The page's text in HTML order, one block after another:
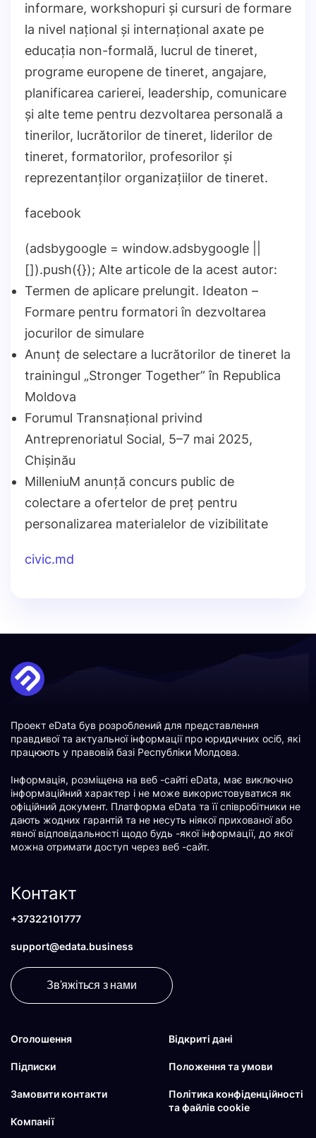
informare, workshopuri și cursuri de formare
la nivel național și internațional axate pe
educația non-formală, lucrul de tineret,
programe europene de tineret, angajare,
planificarea carierei, leadership, comunicare
și alte teme pentru dezvoltarea personală a
tinerilor, lucrătorilor de tineret, liderilor de
tineret, formatorilor, profesorilor și
reprezentanților organizațiilor de tineret.
facebook
(adsbygoogle = window.adsbygoogle ||
[]).push({}); Alte articole de la acest autor:
Termen de aplicare prelungit. Ideaton –
Formare pentru formatori în dezvoltarea
jocurilor de simulare
Anunț de selectare a lucrătorilor de tineret la
trainingul „Stronger Together” în Republica
Moldova
Forumul Transnațional privind
Antreprenoriatul Social, 5–7 mai 2025,
Chișinău
MilleniuM anunță concurs public de
colectare a ofertelor de preț pentru
personalizarea materialelor de vizibilitate
civic.md
Проект eData був розроблений для представлення
правдивої та актуальної інформації про юридичних осіб, які
працюють у правовій базі Республіки Молдова.
Інформація, розміщена на веб -сайті eData, має виключно
інформаційний характер і не може використовуватися як
офіційний документ. Платформа eData та її співробітники не
дають жодних гарантій та не несуть ніякої прихованої або
явної відповідальності щодо будь -якої інформації, до якої
можна отримати доступ через веб -сайт.
Оголошення
Підписки
Замовити контакти
Компанії
Відкриті дані
Положення та умови
Політика конфіденційності
та файлів cookie
Контакт
+37322101777
support@edata.business
Зв'яжіться з нами